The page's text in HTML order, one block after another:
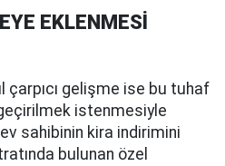
EKLENMESİ
çarpıcı gelişme ise bu tuhaf
istenmesiyle
sahibinin kira indirimini
bulunan özel